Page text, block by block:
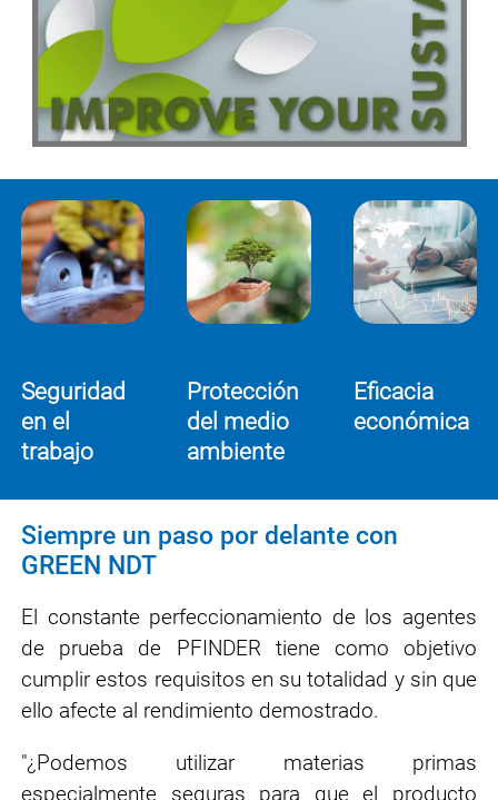
Seguridad
en el
trabajo
Protección
del medio
ambiente
Eficacia
económica
Siempre un paso por delante con
GREEN NDT
El constante perfeccionamiento de los agentes
de prueba de PFINDER tiene como objetivo
cumplir estos requisitos en su totalidad y sin que
ello afecte al rendimiento demostrado.
"¿Podemos utilizar materias primas
especialmente seguras para que el producto